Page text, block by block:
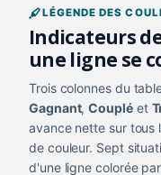
LÉGENDE DES
Indicateurs
une ligne se
Trois colonnes du
Gagnant,Coupléet
avance nette sur tous
de couleur. Sept
d'une ligne colorée